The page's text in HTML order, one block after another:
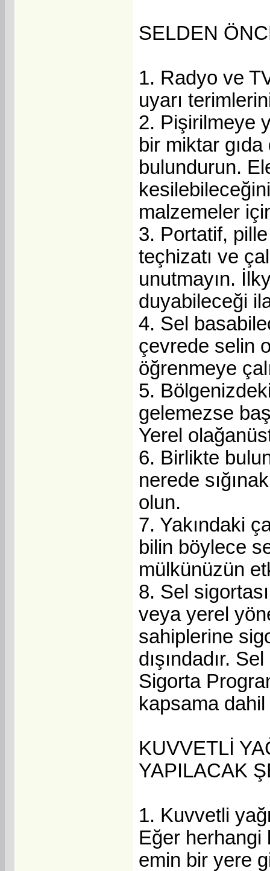
SELDEN
1. Radyo ve
uyarı
2. Pişirilmeye
bir miktar
bulundurun.
malzemeler
3. Portatif,
teçhizatı ve
unutmayın.
duyabileceği
4. Sel
çevrede selin
öğrenmeye
5.
gelemezse
Yerel
6. Birlikte
nerede
olun.
7. Yakındaki
bilin böylece
mülkünüzün
8. Sel
veya yerel
sahiplerine
dışındadır.
Sigorta
kapsama
KUVVETLİ
YAPILACAK
1. Kuvvetli
Eğer herhangi
emin bir yere